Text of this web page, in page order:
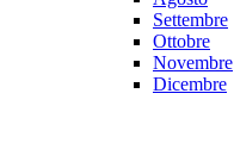
Settembre
Ottobre
Novembre
Dicembre